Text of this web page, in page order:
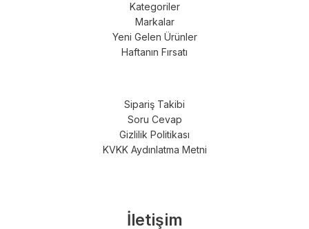
Kategoriler
Markalar
Yeni Gelen Ürünler
Haftanın Fırsatı
Sipariş Takibi
Soru Cevap
Gizlilik Politikası
KVKK Aydınlatma Metni
İletişim